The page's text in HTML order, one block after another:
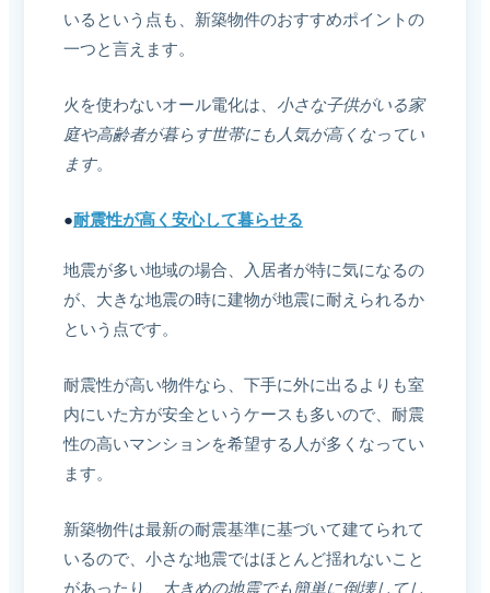
いるという点も、新築物件のおすすめポイントの
一つと言えます。
火を使わないオール電化は、 小さな子供がいる家
庭や高齢者が暮らす世帯にも人気が高くなってい
ます。
●耐震性が高く安心して暮らせる
地震が多い地域の場合、入居者が特に気になるの
が、大きな地震の時に建物が地震に耐えられるか
という点です。
耐震性が高い物件なら、下手に外に出るよりも室
内にいた方が安全というケースも多いので、耐震
性の高いマンションを希望する人が多くなってい
ます。
新築物件は最新の耐震基準に基づいて建てられて
いるので、小さな地震ではほとんど揺れないこと
があったり、
大きめの地震でも簡単に倒壊してし